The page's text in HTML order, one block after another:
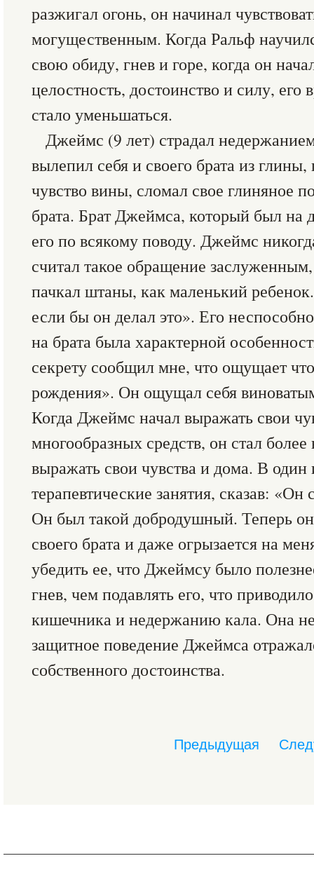
разжигал огонь, он начинал
могущественным. Когда Ральф
свою обиду, гнев и горе, когда он
целостность, достоинство и силу, его
стало уменьшаться.
Джеймс (9 лет) страдал
вылепил себя и своего брата из
чувство вины, сломал свое глиняное
брата. Брат Джеймса, который был на
его по всякому поводу. Джеймс
считал такое обращение
пачкал штаны, как маленький
если бы он делал это». Его
на брата была характерной
секрету сообщил мне, что ощущает
рождения». Он ощущал себя
Когда Джеймс начал выражать свои
многообразных средств, он стал
выражать свои чувства и дома. В один
терапевтические занятия, сказав: «Он
Он был такой добродушный. Теперь он
своего брата и даже огрызается на
убедить ее, что Джеймсу было
гнев, чем подавлять его, что
кишечника и недержанию кала. Она
защитное поведение Джеймса
собственного достоинства.
Предыдущая